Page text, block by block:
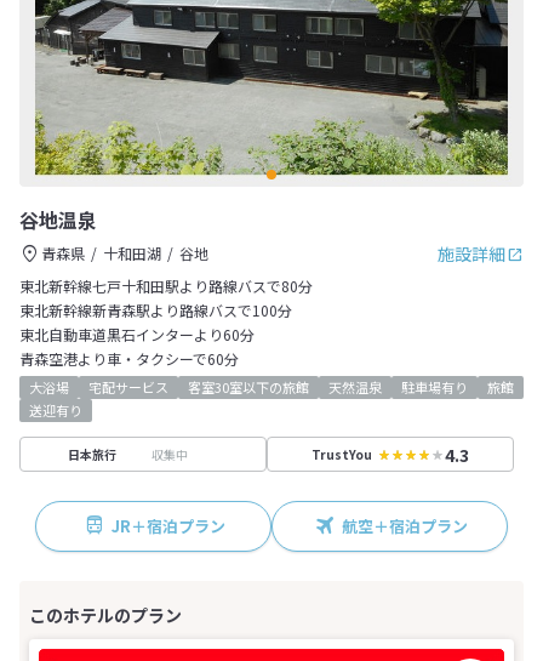
谷地温泉
施設詳細
青森県 十和田湖
谷地
東北新幹線七戸十和田駅より路線バスで80分
東北新幹線新青森駅より路線バスで100分
東北自動車道黒石インターより60分
青森空港より車・タクシーで60分
大浴場 宅配サービス 客室30室以下の旅館 天然温泉 駐車場有り
旅館
送迎有り
日本旅行 収集中 TrustYou 4.3
JR＋宿泊プラン 航空＋宿泊プラン